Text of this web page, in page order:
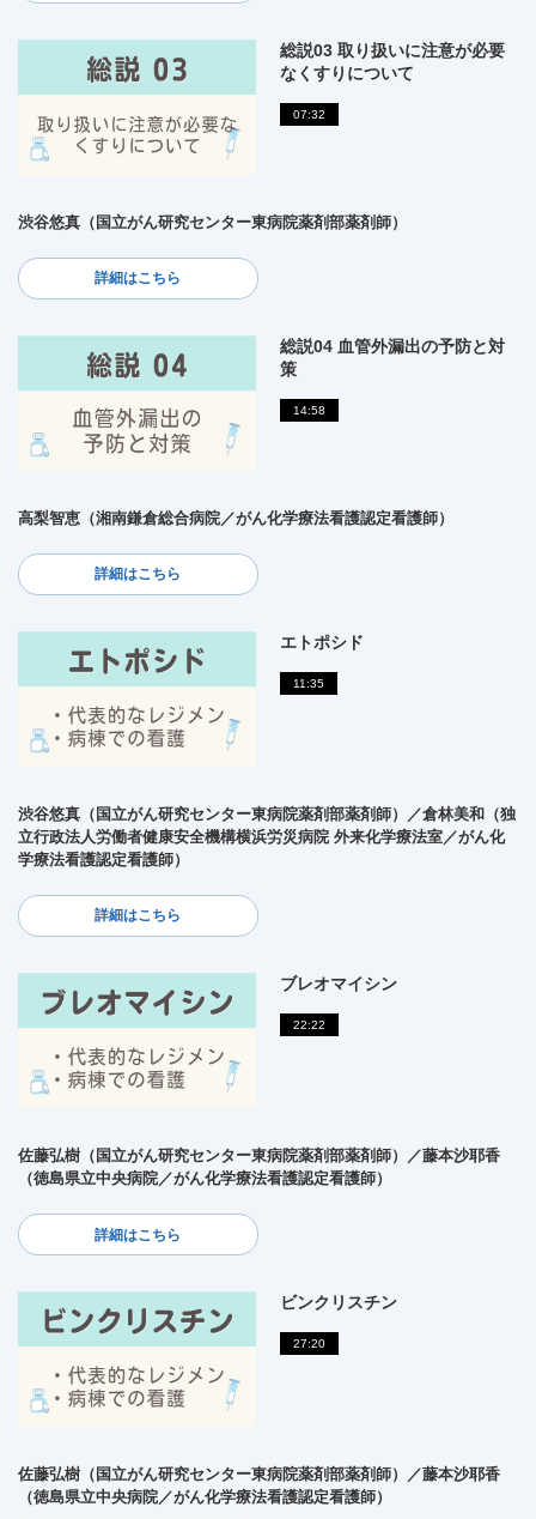
総説03 取り扱いに注意が必要
なくすりについて
07:32
渋谷悠真（国立がん研究センター東病院薬剤部薬剤師）
詳細はこちら
総説04 血管外漏出の予防と対
策
14:58
高梨智恵（湘南鎌倉総合病院／がん化学療法看護認定看護師）
詳細はこちら
エトポシド
11:35
渋谷悠真（国立がん研究センター東病院薬剤部薬剤師）／倉林美和（独
立行政法人労働者健康安全機構横浜労災病院 外来化学療法室／がん化
学療法看護認定看護師）
詳細はこちら
ブレオマイシン
22:22
佐藤弘樹（国立がん研究センター東病院薬剤部薬剤師）／藤本沙耶香
（徳島県立中央病院／がん化学療法看護認定看護師）
詳細はこちら
ビンクリスチン
27:20
佐藤弘樹（国立がん研究センター東病院薬剤部薬剤師）／藤本沙耶香
（徳島県立中央病院／がん化学療法看護認定看護師）